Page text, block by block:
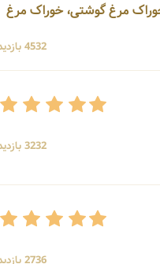
مرغ گوشتی، خوراک مرغ
4532 بازدید
3232 بازدید
2736 بازدید